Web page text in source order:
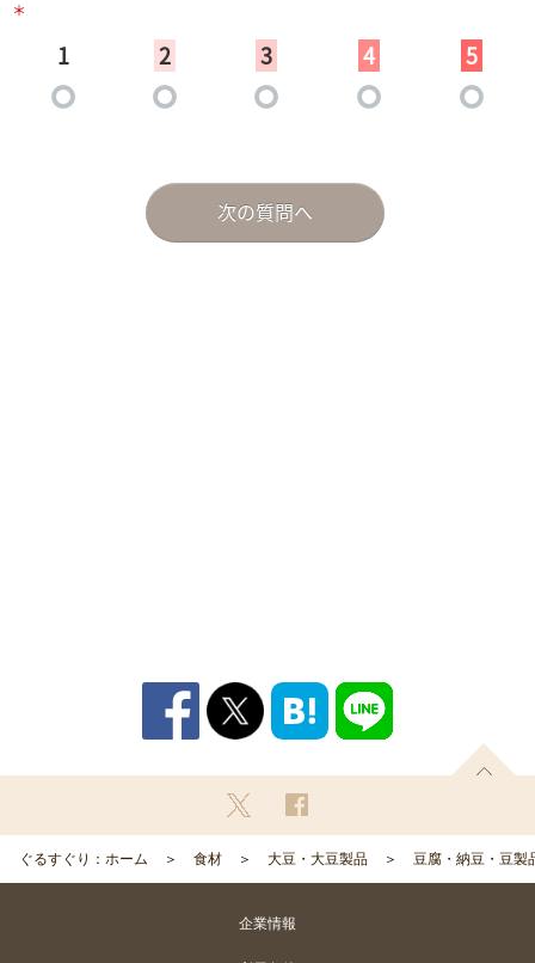
ぐるすぐり：ホーム 食材 大豆・大豆製品 豆腐・納豆・豆製
企業情報